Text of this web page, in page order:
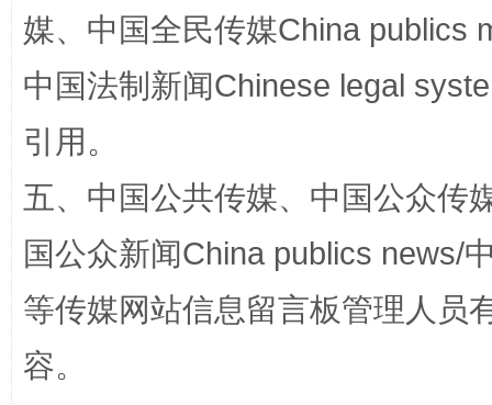
网上购药对药下症？
媒、中国全民传媒China publics
中国法制新闻Chinese legal
引用。
五、中国公共传媒、中国公众传
国公众新闻China publics news/
等传媒网站信息留言板管理人员
容。